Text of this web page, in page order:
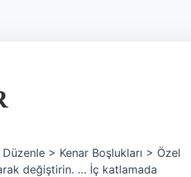
> Kenar Boşlukları > Özel
değiştirin. … İç katlamada